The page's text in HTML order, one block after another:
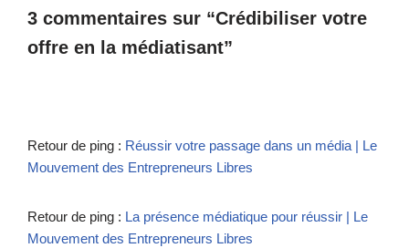
3 commentaires sur “Crédibiliser votre
offre en la médiatisant”
Retour de ping : Réussir votre passage dans un média | Le
Mouvement des Entrepreneurs Libres
Retour de ping : La présence médiatique pour réussir | Le
Mouvement des Entrepreneurs Libres